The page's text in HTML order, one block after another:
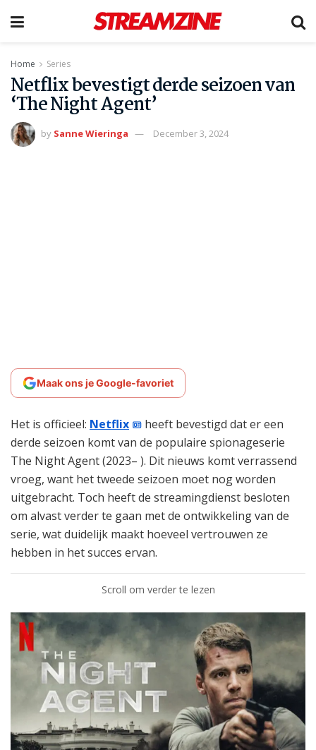
Home Series
Netflix bevestigt derde seizoen van
‘The Night Agent’
by Sanne Wieringa December 3, 2024
Maak ons je Google-favoriet
Het is officieel: Netflix
heeft bevestigd dat er een
derde seizoen komt van de populaire spionageserie
The Night Agent (2023– ). Dit nieuws komt verrassend
vroeg, want het tweede seizoen moet nog worden
uitgebracht. Toch heeft de streamingdienst besloten
om alvast verder te gaan met de ontwikkeling van de
serie, wat duidelijk maakt hoeveel vertrouwen ze
hebben in het succes ervan.
Scroll om verder te lezen